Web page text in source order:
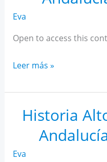
Eva
Open to access this
Historia
Rendimiento
Andalucía
diciembre
Leer más »
Historia
Eva